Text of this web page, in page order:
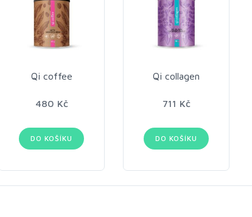
Qi coffee
480 Kč
DO KOŠÍKU
Qi collagen
711 Kč
DO KOŠÍKU